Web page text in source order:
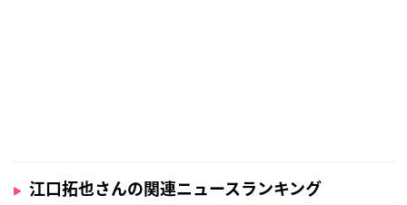
江口拓也さんの関連ニュースランキング